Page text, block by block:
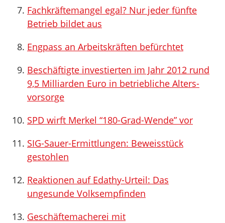
Fachkräftemangel egal? Nur jeder fünfte
Betrieb bildet aus
Engpass an Arbeitskräften befürchtet
Beschäftigte inves­tierten im Jahr 2012 rund
9,5 Milli­arden Euro in betrieb­liche Alters­
vorsorge
SPD wirft Merkel “180-Grad-Wende” vor
SIG-Sauer-Ermittlungen: Beweisstück
gestohlen
Reaktionen auf Edathy-Urteil: Das
ungesunde Volksempfinden
Geschäftemacherei mit